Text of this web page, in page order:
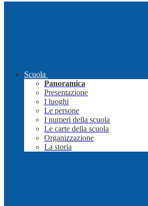
Scuola
Panoramica
Presentazione
I luoghi
Le persone
I numeri della scuola
Le carte della scuola
Organizzazione
La storia